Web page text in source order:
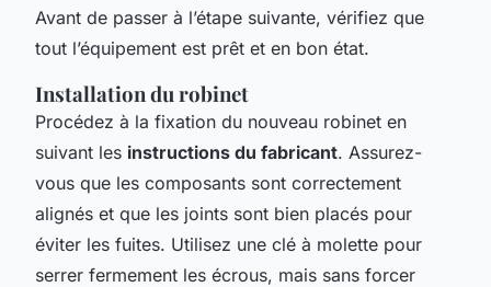
Avant de passer à l’étape suivante, vérifiez que
tout l’équipement est prêt et en bon état.
Installation du robinet
Procédez à la fixation du nouveau robinet en
suivant les instructions du fabricant. Assurez-
vous que les composants sont correctement
alignés et que les joints sont bien placés pour
éviter les fuites. Utilisez une clé à molette pour
serrer fermement les écrous, mais sans forcer